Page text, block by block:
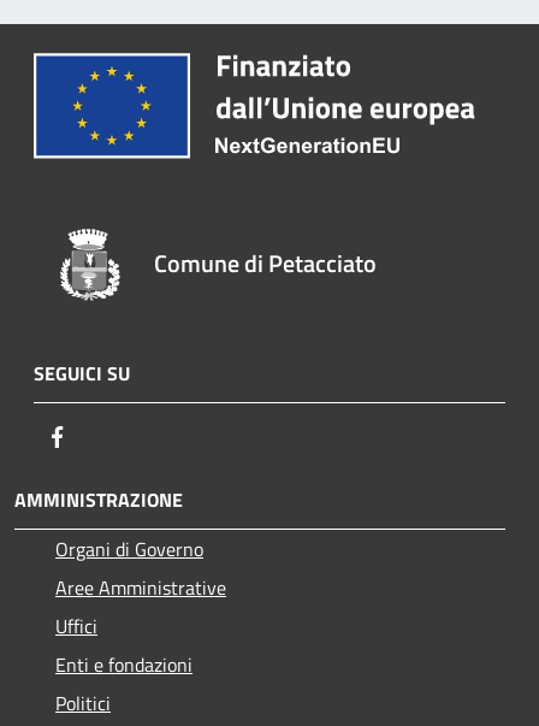
Comune di Petacciato
SEGUICI SU
AMMINISTRAZIONE
Organi di Governo
Aree Amministrative
Uffici
Enti e fondazioni
Politici